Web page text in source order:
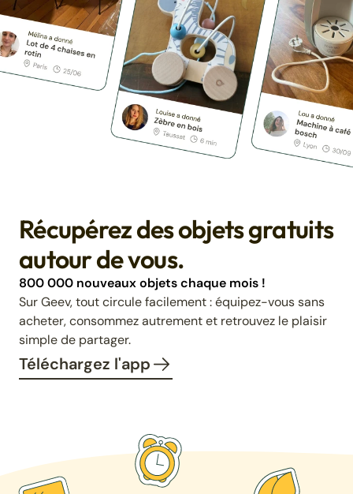
Récupérez des objets gratuits
autour de vous.
800 000 nouveaux objets chaque mois !
Sur Geev, tout circule facilement : équipez-vous sans
acheter, consommez autrement et retrouvez le plaisir
simple de partager.
Téléchargez l'app